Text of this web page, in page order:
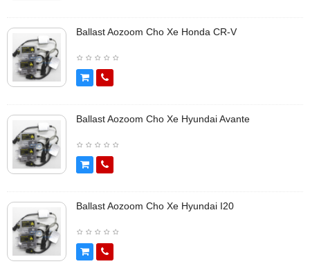
Ballast Aozoom Cho Xe Honda CR-V
Ballast Aozoom Cho Xe Hyundai Avante
Ballast Aozoom Cho Xe Hyundai I20